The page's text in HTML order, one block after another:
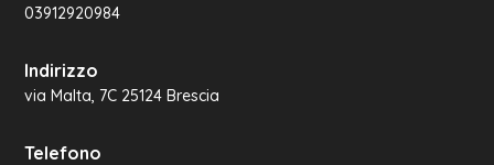
03912920984
Indirizzo
via Malta, 7C 25124 Brescia
Telefono